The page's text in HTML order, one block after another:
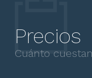
Precios
Cuánto